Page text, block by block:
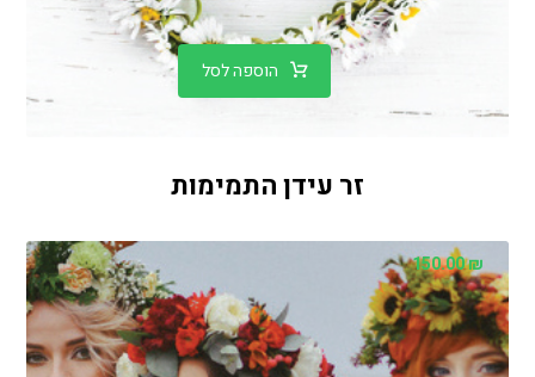
זר עידן התמימות
הוספה לסל
150.00₪